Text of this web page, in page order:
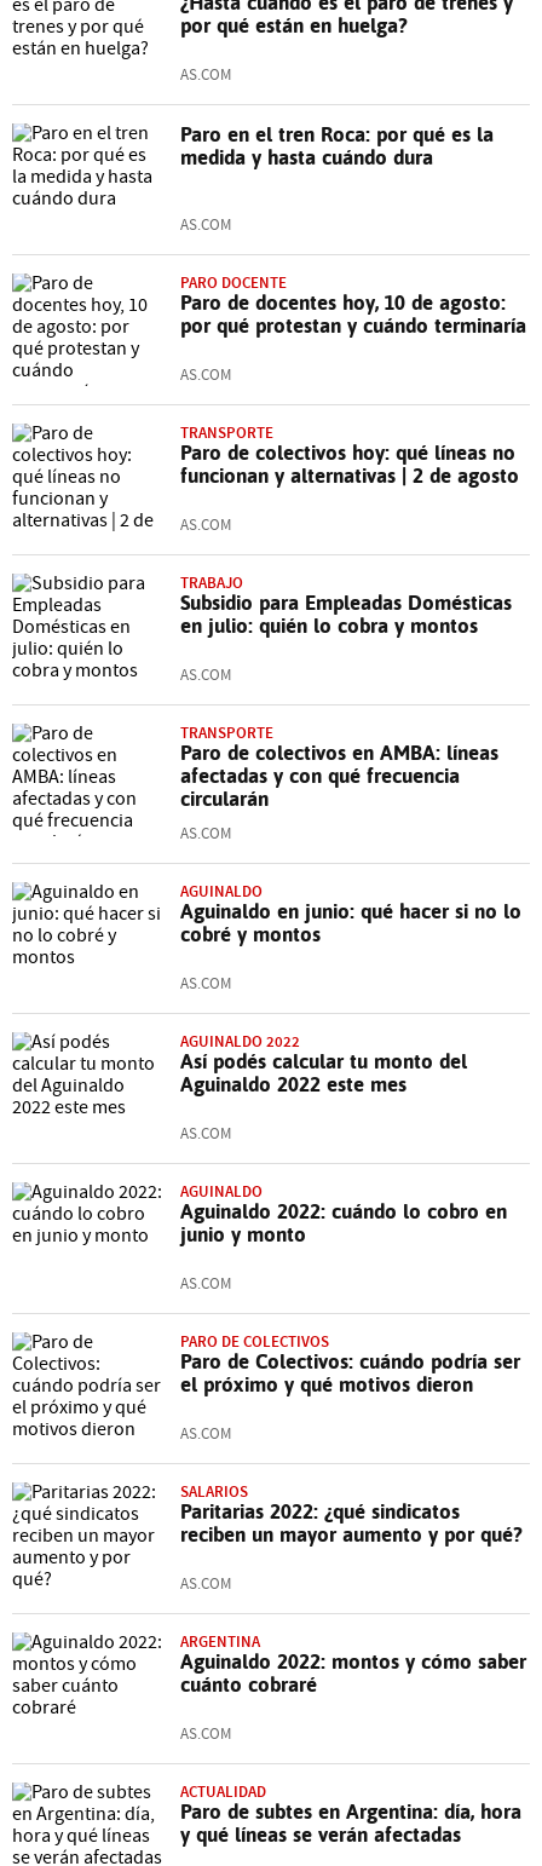
por qué están en huelga?
AS.COM
Paro en el tren Roca: por qué es la
medida y hasta cuándo dura
AS.COM
PARO DOCENTE
Paro de docentes hoy, 10 de agosto:
por qué protestan y cuándo terminaría
AS.COM
TRANSPORTE
Paro de colectivos hoy: qué líneas no
funcionan y alternativas | 2 de agosto
AS.COM
TRABAJO
Subsidio para Empleadas Domésticas
en julio: quién lo cobra y montos
AS.COM
TRANSPORTE
Paro de colectivos en AMBA: líneas
afectadas y con qué frecuencia
circularán
AS.COM
AGUINALDO
Aguinaldo en junio: qué hacer si no lo
cobré y montos
AS.COM
AGUINALDO 2022
Así podés calcular tu monto del
Aguinaldo 2022 este mes
AS.COM
AGUINALDO
Aguinaldo 2022: cuándo lo cobro en
junio y monto
AS.COM
PARO DE COLECTIVOS
Paro de Colectivos: cuándo podría ser
el próximo y qué motivos dieron
AS.COM
SALARIOS
Paritarias 2022: ¿qué sindicatos
reciben un mayor aumento y por qué?
AS.COM
ARGENTINA
Aguinaldo 2022: montos y cómo saber
cuánto cobraré
AS.COM
ACTUALIDAD
Paro de subtes en Argentina: día, hora
y qué líneas se verán afectadas